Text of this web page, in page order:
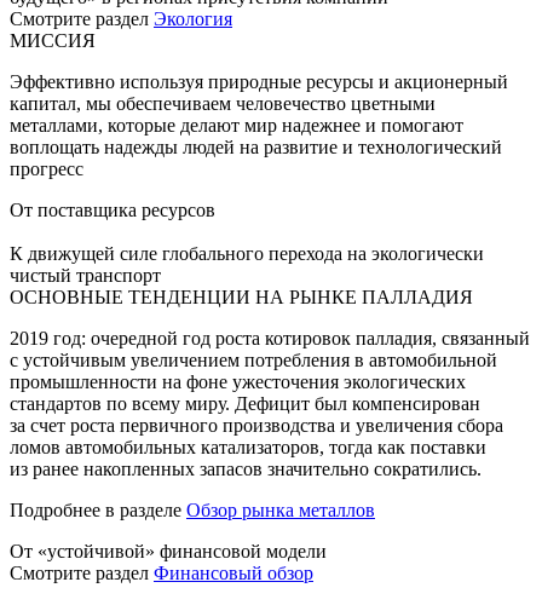
Смотрите раздел Экология
МИССИЯ
Эффективно используя природные ресурсы и акционерный
капитал, мы обеспечиваем человечество цветными
металлами, которые делают мир надежнее и помогают
воплощать надежды людей на развитие и технологический
прогресс
От поставщика ресурсов
К движущей силе глобального перехода на экологически
чистый транспорт
ОСНОВНЫЕ ТЕНДЕНЦИИ НА РЫНКЕ ПАЛЛАДИЯ
2019 год: очередной год роста котировок палладия, связанный
с устойчивым увеличением потребления в автомобильной
промышленности на фоне ужесточения экологических
стандартов по всему миру. Дефицит был компенсирован
за счет роста первичного производства и увеличения сбора
ломов автомобильных катализаторов, тогда как поставки
из ранее накопленных запасов значительно сократились.
Подробнее в разделе Обзор рынка металлов
От «устойчивой» финансовой модели
Смотрите раздел Финансовый обзор